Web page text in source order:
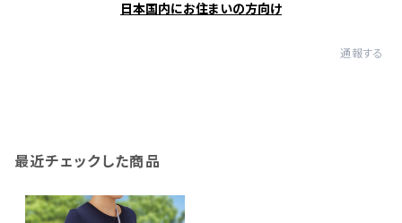
日本国内にお住まいの方向け
通報する
最近チェックした商品